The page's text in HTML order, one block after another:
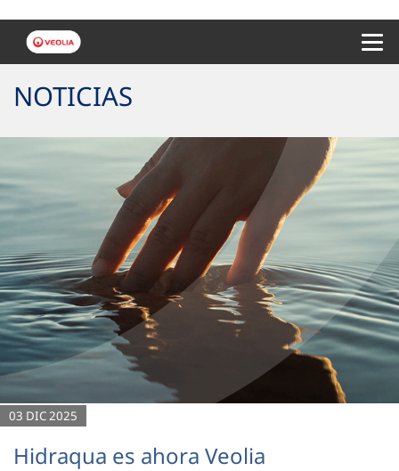
NOTICIAS
03 DIC 2025
Hidraqua es ahora Veolia